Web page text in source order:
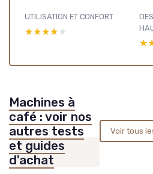
UTILISATION ET CONFORT
★★★★★
★★★★★
Machines à
café : voir nos
autres tests
et guides
d'achat
Voir tous